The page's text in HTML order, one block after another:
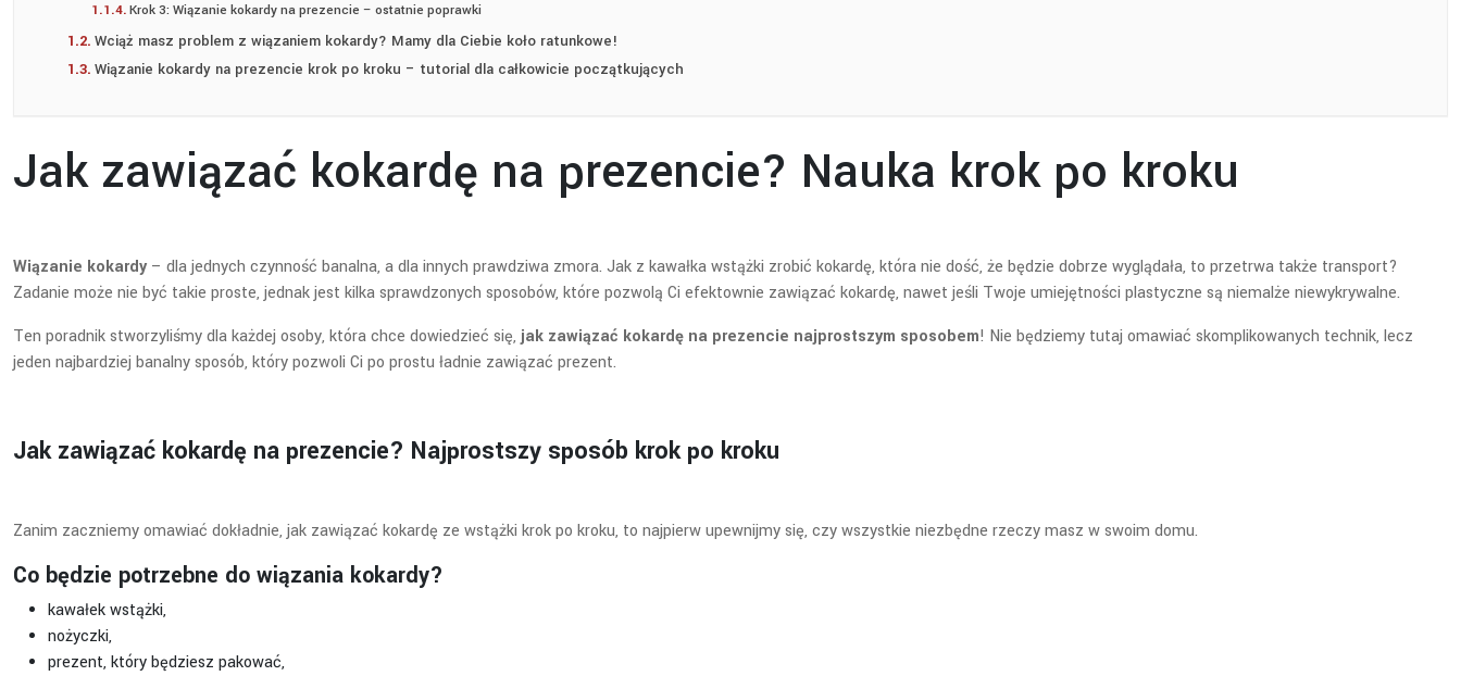
Krok 3: Wiązanie kokardy na prezencie – ostatnie poprawki
Wciąż masz problem z wiązaniem kokardy? Mamy dla Ciebie koło ratunkowe!
Wiązanie kokardy na prezencie krok po kroku – tutorial dla całkowicie początkujących
Jak zawiązać kokardę na prezencie? Nauka krok po kroku
Wiązanie kokardy – dla jednych czynność banalna, a dla innych prawdziwa zmora. Jak z kawałka wstążki zrobić kokardę, która nie dość, że będzie dobrze wyglądała, to przetrwa także transport?
Zadanie może nie być takie proste, jednak jest kilka sprawdzonych sposobów, które pozwolą Ci efektownie zawiązać kokardę, nawet jeśli Twoje umiejętności plastyczne są niemalże niewykrywalne.
Ten poradnik stworzyliśmy dla każdej osoby, która chce dowiedzieć się,jak zawiązać kokardę na prezencie najprostszym sposobem! Nie będziemy tutaj omawiać skomplikowanych technik, lecz
jeden najbardziej banalny sposób, który pozwoli Ci po prostu ładnie zawiązać prezent.
Jak zawiązać kokardę na prezencie? Najprostszy sposób krok po kroku
Zanim zaczniemy omawiać dokładnie, jak zawiązać kokardę ze wstążki krok po kroku, to najpierw upewnijmy się, czy wszystkie niezbędne rzeczy masz w swoim domu.
Co będzie potrzebne do wiązania kokardy?
kawałek wstążki,
nożyczki,
prezent, który będziesz pakować,